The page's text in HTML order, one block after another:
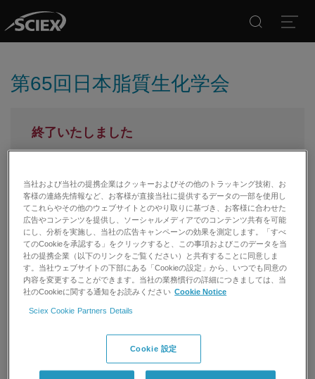
第65回日本脂質生化学会
終了いたしました
メールマガジン登録
日程：2023年6月8日（木）～6月9日（金）
会場：KKRホテル熊本
【SCIEX】ランチョンセミナー
日時：2023年6月9日（金）12:00～13:00
演題：LC-MS/MSでここまで解析！脂質分析の世界を変える
ZenoTOF7600の二つの技術【ZenoSWATHと電子励起解離】
当社および当社の提携企業はクッキーおよびその他のトラッキング技術、お
客様の連絡先情報など、お客様が直接当社に提供するデータの一部を使用し
てこれらやその他のウェブサイトとのやり取りに基づき、お客様に合わせた
広告やコンテンツを提供し、ソーシャルメディアでのコンテンツ共有を可能
にし、分析を実施し、当社の広告キャンペーンの効果を測定します。「すべ
てのCookieを承認する」をクリックすると、この事項およびこのデータを当
社の提携企業（以下のリンクをご覧ください）と共有することに同意しま
す。当社ウェブサイトの下部にある「Cookieの設定」から、いつでも同意の
内容を変更することができます。当社の業務慣行の詳細につきましては、当
社のCookieに関する通知をお読みください Cookie Notice
Sciex Cookie Partners Details
Cookie 設定